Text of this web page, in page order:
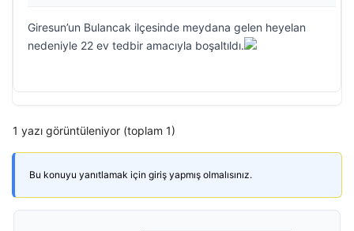
Giresun’un Bulancak ilçesinde meydana gelen heyelan
nedeniyle 22 ev tedbir amacıyla boşaltıldı.
1 yazı görüntüleniyor (toplam 1)
Bu konuyu yanıtlamak için giriş yapmış olmalısınız.